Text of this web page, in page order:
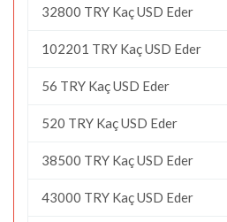
32800 TRY Kaç USD Eder
102201 TRY Kaç USD Eder
56 TRY Kaç USD Eder
520 TRY Kaç USD Eder
38500 TRY Kaç USD Eder
43000 TRY Kaç USD Eder